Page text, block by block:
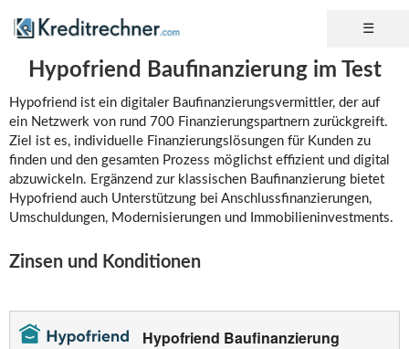
Hypofriend Baufinanzierung im Test
Hypofriend ist ein digitaler Baufinanzierungsvermittler, der auf
ein Netzwerk von rund 700 Finanzierungspartnern zurückgreift.
Ziel ist es, individuelle Finanzierungslösungen für Kunden zu
finden und den gesamten Prozess möglichst effizient und digital
abzuwickeln. Ergänzend zur klassischen Baufinanzierung bietet
Hypofriend auch Unterstützung bei Anschlussfinanzierungen,
Umschuldungen, Modernisierungen und Immobilieninvestments.
Zinsen und Konditionen
Hypofriend Baufinanzierung